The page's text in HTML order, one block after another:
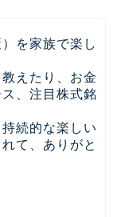
を家族で楽し
えたり、お金
、注目株式銘
続的な楽しい
て、ありがと